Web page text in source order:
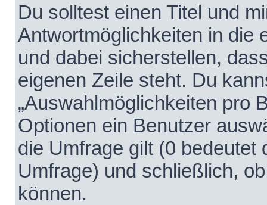
Du solltest einen Titel und
Antwortmöglichkeiten in die
und dabei sicherstellen,
eigenen Zeile steht. Du
„Auswahlmöglichkeiten pro
Optionen ein Benutzer
die Umfrage gilt (0 bedeutet
Umfrage) und schließlich,
können.